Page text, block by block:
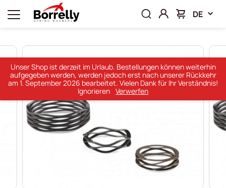
DE
Unser Shop ist derzeit im Urlaub. Bestellungen können weiterhin
aufgegeben werden, werden jedoch erst nach unserer Rückkehr
am 1. September 2026 bearbeitet. Vielen Dank für Ihr Verständnis!
Ignorieren Verwerfen